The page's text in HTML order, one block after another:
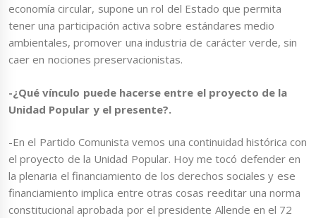
economía circular, supone un rol del Estado que permita
tener una participación activa sobre estándares medio
ambientales, promover una industria de carácter verde, sin
caer en nociones preservacionistas.
-¿Qué vínculo puede hacerse entre el proyecto de la
Unidad Popular y el presente?.
-En el Partido Comunista vemos una continuidad histórica con
el proyecto de la Unidad Popular. Hoy me tocó defender en
la plenaria el financiamiento de los derechos sociales y ese
financiamiento implica entre otras cosas reeditar una norma
constitucional aprobada por el presidente Allende en el 72